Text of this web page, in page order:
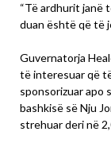
“Të ardhurit janë
duan është që të
Guvernatorja
të interesuar që
sponsorizuar apo
bashkisë së Nju
strehuar deri në